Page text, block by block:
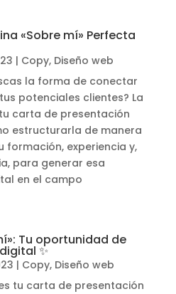
«Sobre mí» Perfecta
| Copy, Diseño web
la forma de conectar
potenciales clientes? La
tu carta de presentación
estructurarla de manera
experiencia y,
para generar esa
en el campo
Tu oportunidad de
✨
| Copy, Diseño web
es tu carta de presentación